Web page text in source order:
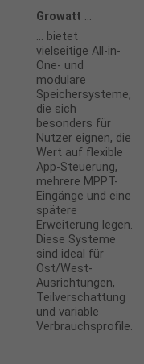
Growatt …
… bietet
vielseitige All-in-
One- und
modulare
Speichersysteme,
die sich
besonders für
Nutzer eignen, die
Wert auf flexible
App-Steuerung,
mehrere MPPT-
Eingänge und eine
spätere
Erweiterung legen.
Diese Systeme
sind ideal für
Ost/West-
Ausrichtungen,
Teilverschattung
und variable
Verbrauchsprofile.